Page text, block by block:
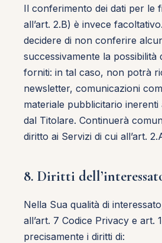
Il conferimento dei dati per le
all’art. 2.B) è invece
decidere di non conferire
successivamente la possibilità
forniti: in tal caso, non potrà
newsletter, comunicazioni
materiale pubblicitario
dal Titolare. Continuerà
diritto ai Servizi di cui all’art.
8. Diritti
Nella Sua qualità di
all’art. 7 Codice Privacy e art.
precisamente i diritti di: